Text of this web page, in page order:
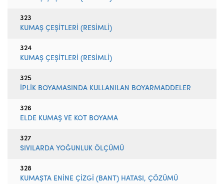
323
KUMAŞ ÇEŞİTLERİ (RESİMLİ)
324
KUMAŞ ÇEŞİTLERİ (RESİMLİ)
325
İPLİK BOYAMASINDA KULLANILAN BOYARMADDELER
326
ELDE KUMAŞ VE KOT BOYAMA
327
SIVILARDA YOĞUNLUK ÖLÇÜMÜ
328
KUMAŞTA ENİNE ÇİZGİ (BANT) HATASI, ÇÖZÜMÜ